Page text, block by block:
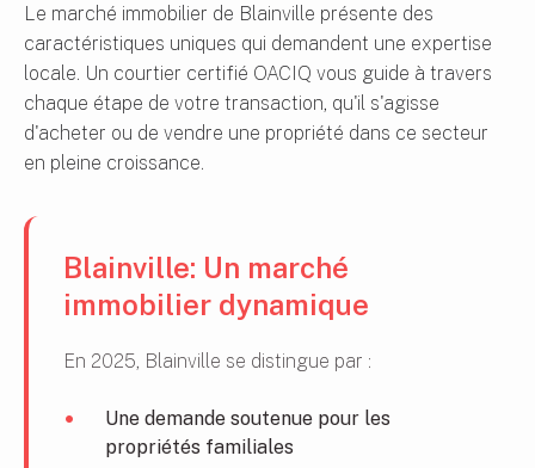
Le marché immobilier de Blainville présente des
caractéristiques uniques qui demandent une expertise
locale. Un courtier certifié OACIQ vous guide à travers
chaque étape de votre transaction, qu'il s'agisse
d'acheter ou de vendre une propriété dans ce secteur
en pleine croissance.
Blainville: Un marché
immobilier dynamique
En 2025, Blainville se distingue par :
Une demande soutenue pour les
propriétés familiales